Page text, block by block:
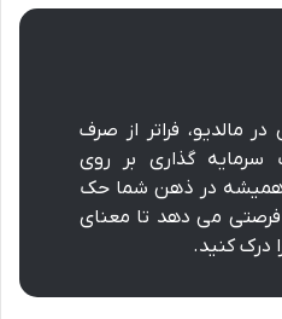
مالدیو، فراتر از صرف
گذاری بر روی
همیشه در ذهن شما حک
می دهد تا معنای
درک کنید.